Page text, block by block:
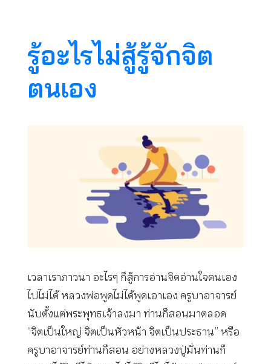
รู้อะไรไม่สู้รู้จักจิต
ตนเอง
เวลาเราภาวนา อะไรๆ ก็สู้การอ่านจิตอ่านใจตนเอง
ไปไม่ได้ หลวงพ่อพูดไม่ได้พูดเอาเอง ครูบาอาจารย์
นับตั้งแต่พระพุทธเจ้าลงมา ท่านก็สอนมาตลอด
“จิตเป็นใหญ่ จิตเป็นหัวหน้า จิตเป็นประธาน” หรือ
ครูบาอาจารย์ท่านก็สอน อย่างหลวงปู่มั่นท่านก็